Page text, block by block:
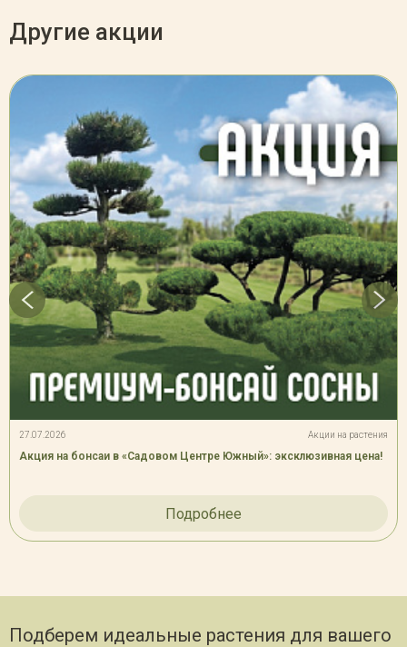
Другие акции
27.07.2026 Акции на растения
Акция на бонсаи в «Садовом Центре Южный»: эксклюзивная цена!
Подробнее
Подберем идеальные растения для вашего